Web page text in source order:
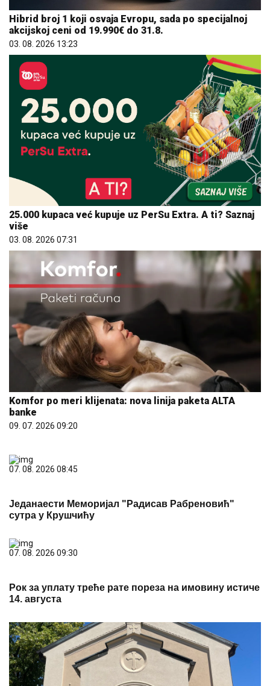
Hibrid broj 1 koji osvaja Evropu, sada po specijalnoj
akcijskoj ceni od 19.990€ do 31.8.
03. 08. 2026 13:23
25.000 kupaca već kupuje uz PerSu Extra. A ti? Saznaj
više
03. 08. 2026 07:31
Komfor po meri klijenata: nova linija paketa ALTA
banke
09. 07. 2026 09:20
07. 08. 2026 08:45
Једанаести Меморијал "Радисав Рабреновић"
сутра у Крушчићу
07. 08. 2026 09:30
Рок за уплату треће рате пореза на имовину истиче
14. августа